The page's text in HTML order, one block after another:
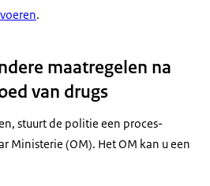
.
maatregelen na
van drugs
stuurt de politie een proces-
Ministerie (OM). Het OM kan u een